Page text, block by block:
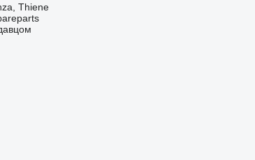
Thiene